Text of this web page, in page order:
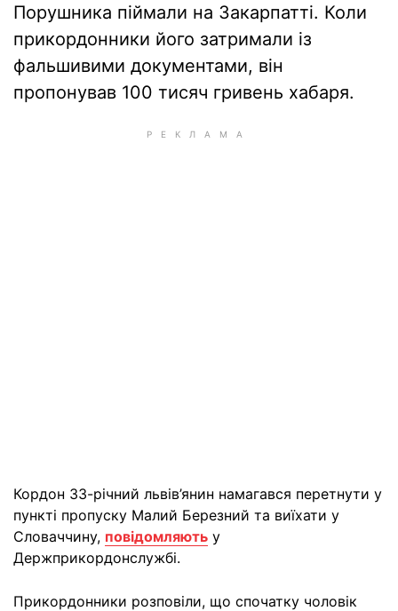
Порушника піймали на Закарпатті. Коли
прикордонники його затримали із
фальшивими документами, він
пропонував 100 тисяч гривень хабаря.
Кордон 33-річний львів’янин намагався перетнути у
пункті пропуску Малий Березний та виїхати у
Словаччину, повідомляють у
Держприкордонслужбі.
Прикордонники розповіли, що спочатку чоловік